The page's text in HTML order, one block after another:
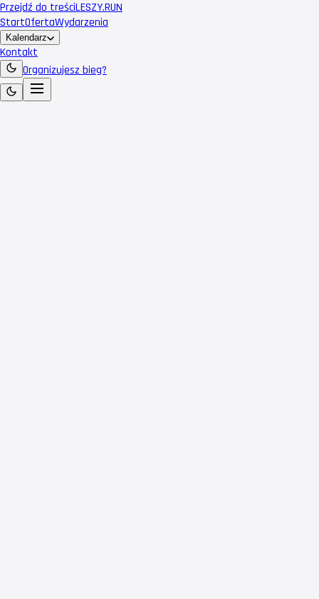
Przejdź do treściLESZY.RUN
StartOfertaWydarzenia
Kalendarz
Kontakt
Organizujesz bieg?